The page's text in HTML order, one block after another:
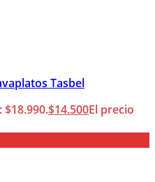
Tasbel
$14.500El precio